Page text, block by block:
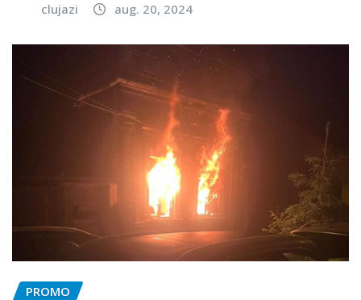
clujazi aug. 20, 2024
PROMO